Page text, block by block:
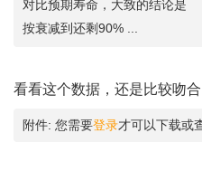
对比预期寿命，大致的结论是
按衰减到还剩90% ...
看看这个数据，还是比较吻
附件: 您需要登录才可以下载或